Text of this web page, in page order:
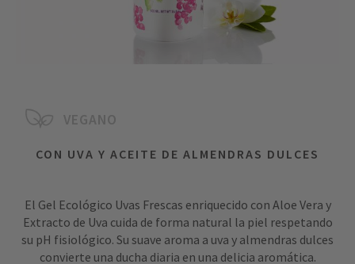
VEGANO
CON UVA Y ACEITE DE ALMENDRAS DULCES
El Gel Ecológico Uvas Frescas enriquecido con Aloe Vera y
Extracto de Uva cuida de forma natural la piel respetando
su pH fisiológico. Su suave aroma a uva y almendras dulces
convierte una ducha diaria en una delicia aromática.